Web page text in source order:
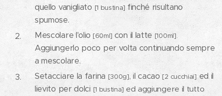
quello vanigliato [1 bustina] finché risultano
spumose.
Mescolare l'olio [60ml] con il latte [100ml].
Aggiungerlo poco per volta continuando sempre
a mescolare.
Setacciare la farina [300g], il cacao [2 cucchiai] ed il
lievito per dolci [1 bustina] ed aggiungere il tutto